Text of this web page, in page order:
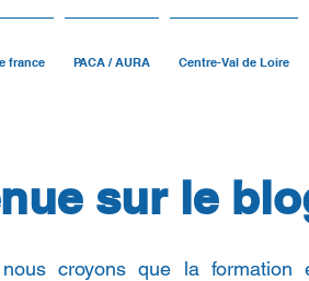
france PACA / AURA Centre-Val de Loire
sur le
croyons que la